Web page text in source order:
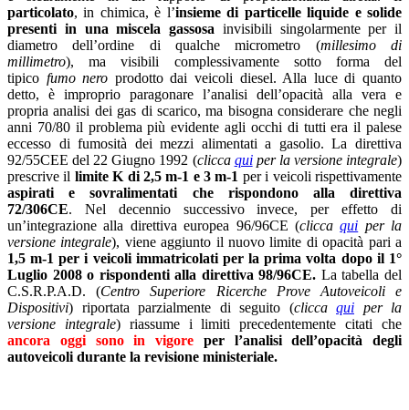
particolato, in chimica, è l’insieme di particelle liquide e solide
presenti in una miscela gassosa invisibili singolarmente per il
diametro dell’ordine di qualche micrometro (millesimo di
millimetro), ma visibili complessivamente sotto forma del
tipico fumo nero prodotto dai veicoli diesel. Alla luce di quanto
detto, è improprio paragonare l’analisi dell’opacità alla vera e
propria analisi dei gas di scarico, ma bisogna considerare che negli
anni 70/80 il problema più evidente agli occhi di tutti era il palese
eccesso di fumosità dei mezzi alimentati a gasolio. La direttiva
92/55CEE del 22 Giugno 1992 (clicca quiper la versione integrale)
prescrive il limite K di 2,5 m-1 e 3 m-1 per i veicoli rispettivamente
aspirati e sovralimentati che rispondono alla direttiva
72/306CE. Nel decennio successivo invece, per effetto di
un’integrazione alla direttiva europea 96/96CE (cliccaqui per la
versione integrale), viene aggiunto il nuovo limite di opacità pari a
1,5 m-1 per i veicoli immatricolati per la prima volta dopo il 1°
Luglio 2008 o rispondenti alla direttiva 98/96CE. La tabella del
C.S.R.P.A.D. (Centro Superiore Ricerche Prove Autoveicoli e
Dispositivi) riportata parzialmente di seguito (clicca qui per la
versione integrale) riassume i limiti precedentemente citati che
ancora oggi sono in vigore per l’analisi dell’opacità degli
autoveicoli durante la revisione ministeriale.